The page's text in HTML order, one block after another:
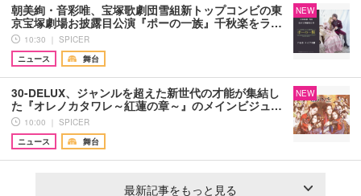
朝美絢・音彩唯、宝塚歌劇団雪組新トップコンビの東
京宝塚劇場お披露目公演『ポーの一族』千秋楽をラ…
10:30 ｜ SPICER
ニュース
舞台
NEW
30-DELUX、ジャンルを超えた新世代の才能が集結し
た『オレノカタワレ～紅蓮の章～』のメインビジュ…
10:00 ｜ SPICER
ニュース
舞台
NEW
最新記事をもっと見る